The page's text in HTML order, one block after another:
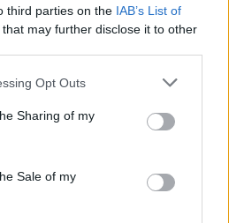
third parties on the IAB’s List of
that may further disclose it to other
Opt Outs
Sharing of my
Sale of my
kpl
17 kpl
23 kpl
21 kpl
Miten paljon